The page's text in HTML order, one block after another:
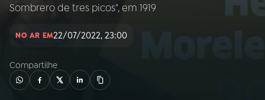
INÍCIO
02A RÁDIO
Sombrero de tres picos", em 1919
NO AR EM22/07/2022, 23:00
Compartilhe